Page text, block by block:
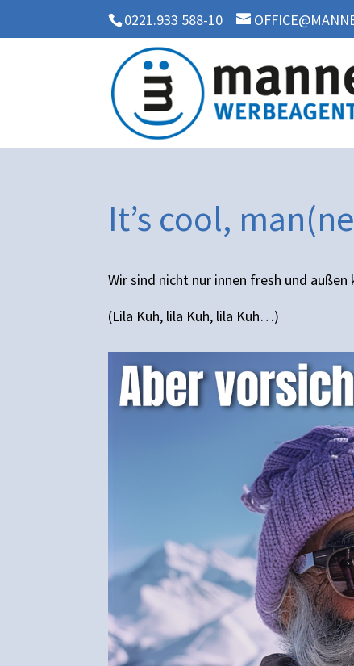
0221.933 588-10
It’s cool,
Wir sind nicht nur innen fresh und
(Lila Kuh, lila Kuh, lila Kuh…)